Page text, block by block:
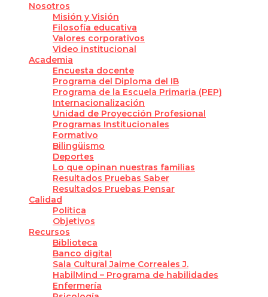
Nosotros
Misión y Visión
Filosofía educativa
Valores corporativos
Video institucional
Academia
Encuesta docente
Programa del Diploma del IB
Programa de la Escuela Primaria (PEP)
Internacionalización
Unidad de Proyección Profesional
Programas Institucionales
Formativo
Bilingüismo
Deportes
Lo que opinan nuestras familias
Resultados Pruebas Saber
Resultados Pruebas Pensar
Calidad
Política
Objetivos
Recursos
Biblioteca
Banco digital
Sala Cultural Jaime Correales J.
HabilMind – Programa de habilidades
Enfermería